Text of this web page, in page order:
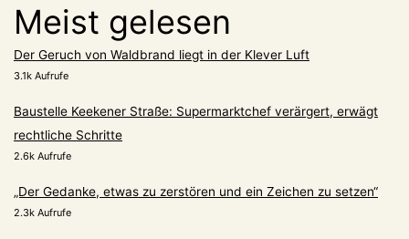
Meist gelesen
Der Geruch von Waldbrand liegt in der Klever Luft
3.1k Aufrufe
Baustelle Keekener Straße: Supermarktchef verärgert, erwägt
rechtliche Schritte
2.6k Aufrufe
„Der Gedanke, etwas zu zerstören und ein Zeichen zu setzen“
2.3k Aufrufe